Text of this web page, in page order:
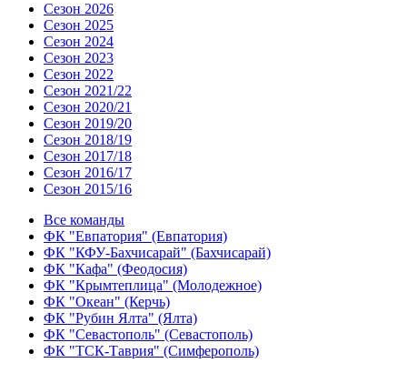
Сезон 2026
Сезон 2025
Сезон 2024
Сезон 2023
Сезон 2022
Сезон 2021/22
Сезон 2020/21
Сезон 2019/20
Сезон 2018/19
Сезон 2017/18
Сезон 2016/17
Сезон 2015/16
Все команды
ФК "Евпатория" (Евпатория)
ФК "КФУ-Бахчисарай" (Бахчисарай)
ФК "Кафа" (Феодосия)
ФК "Крымтеплица" (Молодежное)
ФК "Океан" (Керчь)
ФК "Рубин Ялта" (Ялта)
ФК "Севастополь" (Севастополь)
ФК "ТСК-Таврия" (Симферополь)